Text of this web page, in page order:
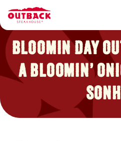
BLOOMIN DAY
A BLOOMIN’